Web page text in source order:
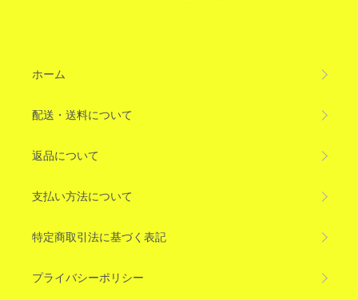
ホーム
配送・送料について
返品について
支払い方法について
特定商取引法に基づく表記
プライバシーポリシー